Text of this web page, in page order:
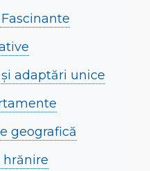
adaptări unice
geografică
hrănire